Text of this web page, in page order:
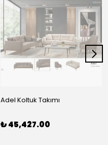
Adel Koltuk Takımı
₺ 45,427.00